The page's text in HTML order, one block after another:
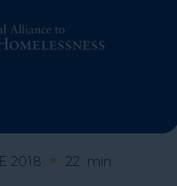
2018 22 min